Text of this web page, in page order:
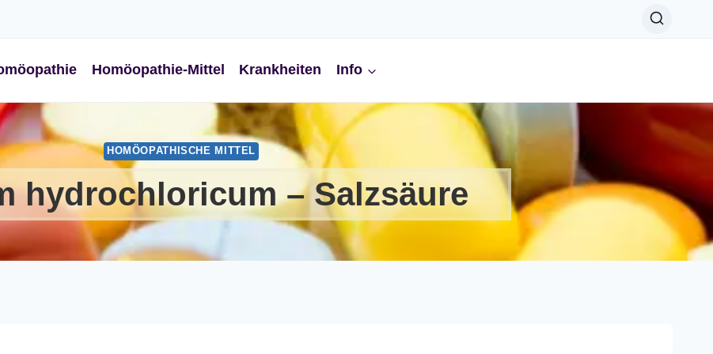
Homöopathie-Mittel Krankheiten Info
HOMÖOPATHISCHE MITTEL
hydrochloricum – Salzsäure